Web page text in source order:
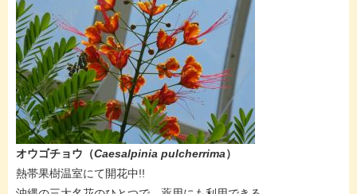
オウゴチョウ（Caesalpinia pulcherrima）
​熱帯果樹温室にて開花中!!​